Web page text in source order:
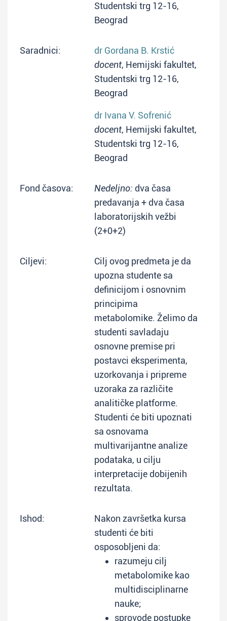
Studentski trg 12-16,
Beograd
Saradnici:
dr Gordana B. Krstić
docent, Hemijski fakultet,
Studentski trg 12-16,
Beograd
dr Ivana V. Sofrenić
docent, Hemijski fakultet,
Studentski trg 12-16,
Beograd
Fond časova: Nedeljno: dva časa
predavanja + dva časa
laboratorijskih vežbi
(2+0+2)
Ciljevi:
Cilj ovog predmeta je da
upozna studente sa
definicijom i osnovnim
principima
metabolomike. Želimo da
studenti savladaju
osnovne premise pri
postavci eksperimenta,
uzorkovanja i pripreme
uzoraka za različite
analitičke platforme.
Studenti će biti upoznati
sa osnovama
multivarijantne analize
podataka, u cilju
interpretacije dobijenih
rezultata.
Ishod:
Nakon završetka kursa
studenti će biti
osposobljeni da:
razumeju cilj
metabolomike kao
multidisciplinarne
nauke;
sprovode postupke